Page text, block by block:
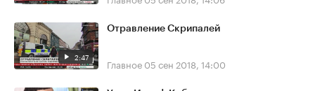
2:47
Отравление Скрипалей
Главное 05 сен 2018, 14:00